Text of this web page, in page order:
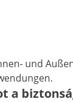
und
a